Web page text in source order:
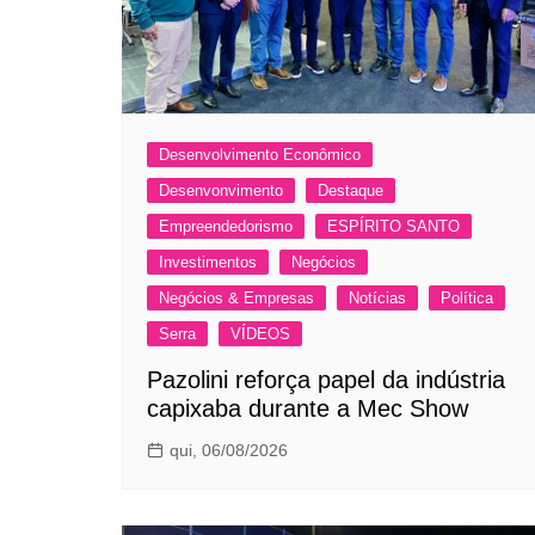
Desenvolvimento Econômico
Desenvonvimento
Destaque
Empreendedorismo
ESPÍRITO SANTO
Investimentos
Negócios
Negócios & Empresas
Notícias
Política
Serra
VÍDEOS
Pazolini reforça papel da indústria
capixaba durante a Mec Show
qui, 06/08/2026